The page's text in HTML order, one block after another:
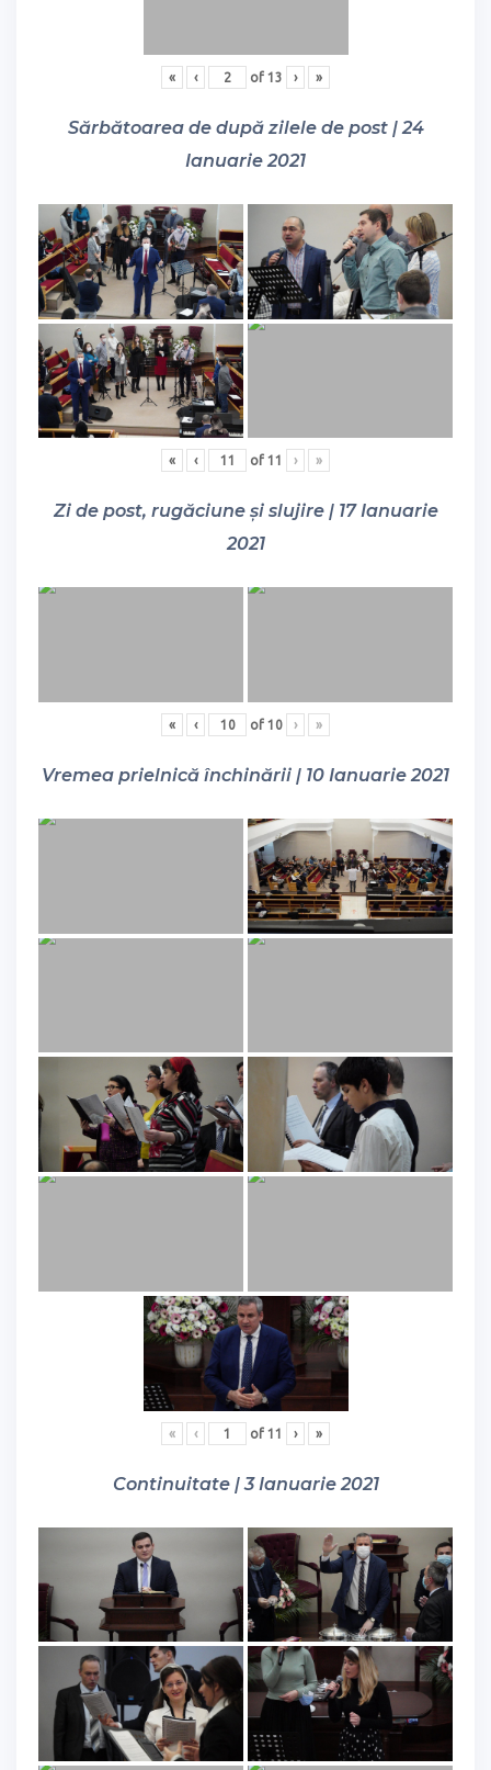
« ‹ of 13 › »
Sărbătoarea de după zilele de post | 24
Ianuarie 2021
« ‹ of 11 › »
Zi de post, rugăciune și slujire | 17 Ianuarie
2021
« ‹ of 10 › »
Vremea prielnică închinării | 10 Ianuarie 2021
« ‹ of 11 › »
Continuitate | 3 Ianuarie 2021